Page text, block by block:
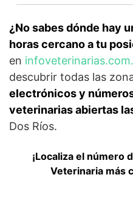
¿No sabes dónde hay
horas cercano a tu
en
descubrir todas las
electrónicos y
veterinarias abiertas
Dos Ríos.
¡Localiza el número
Veterinaria más